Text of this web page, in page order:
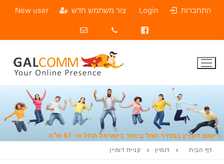
התחברות Login צור משתמש חדש New user
דומיין במחיר הזול ביותר בישראל החל מ- 61 ש"ח
דף הבית דומיין קניית דומיין